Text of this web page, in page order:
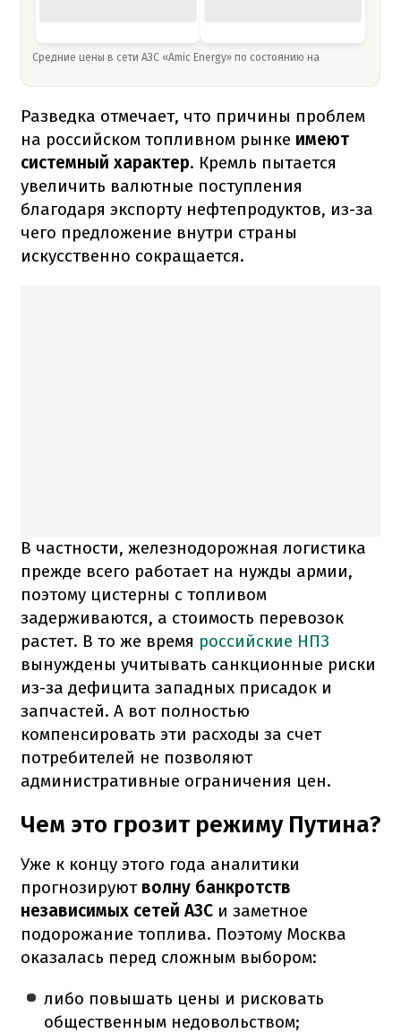
Средние цены в сети АЗС «Amic Energy» по состоянию на
Разведка отмечает, что причины проблем
на российском топливном рынке имеют
системный характер. Кремль пытается
увеличить валютные поступления
благодаря экспорту нефтепродуктов, из-за
чего предложение внутри страны
искусственно сокращается.
В частности, железнодорожная логистика
прежде всего работает на нужды армии,
поэтому цистерны с топливом
задерживаются, а стоимость перевозок
растет. В то же время российские НПЗ
вынуждены учитывать санкционные риски
из-за дефицита западных присадок и
запчастей. А вот полностью
компенсировать эти расходы за счет
потребителей не позволяют
административные ограничения цен.
Чем это грозит режиму Путина?
Уже к концу этого года аналитики
прогнозируют волну банкротств
независимых сетей АЗС и заметное
подорожание топлива. Поэтому Москва
оказалась перед сложным выбором:
либо повышать цены и рисковать
общественным недовольством;